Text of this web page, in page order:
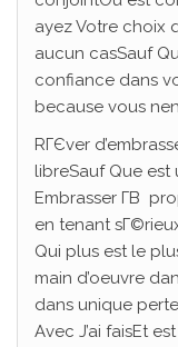
ayez Votre choix
aucun casSauf
confiance dans
because vous
RГЄver
libreSauf Que
Embrasser Г­В
en tenant
Qui plus est le
main d’oeuvre
dans unique
Avec J’ai faisEt